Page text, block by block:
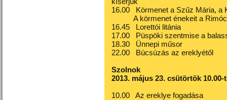
16.00 Körmenet a Szűz Mária, a
A körmenet énekeit a Rimóci
16.45 Lorettói litánia
17.00 Püspöki szentmise a
18.30 Ünnepi műsor
22.00 Búcsúzás az ereklyétől
Szolnok
2013. május 23. csütörtök
10.00 Az ereklye fogadása